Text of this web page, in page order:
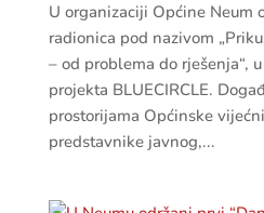
U organizaciji Općine Neum
radionica pod nazivom
– od problema do rješenja“,
projekta BLUECIRCLE.
prostorijama Općinske
predstavnike javnog,...